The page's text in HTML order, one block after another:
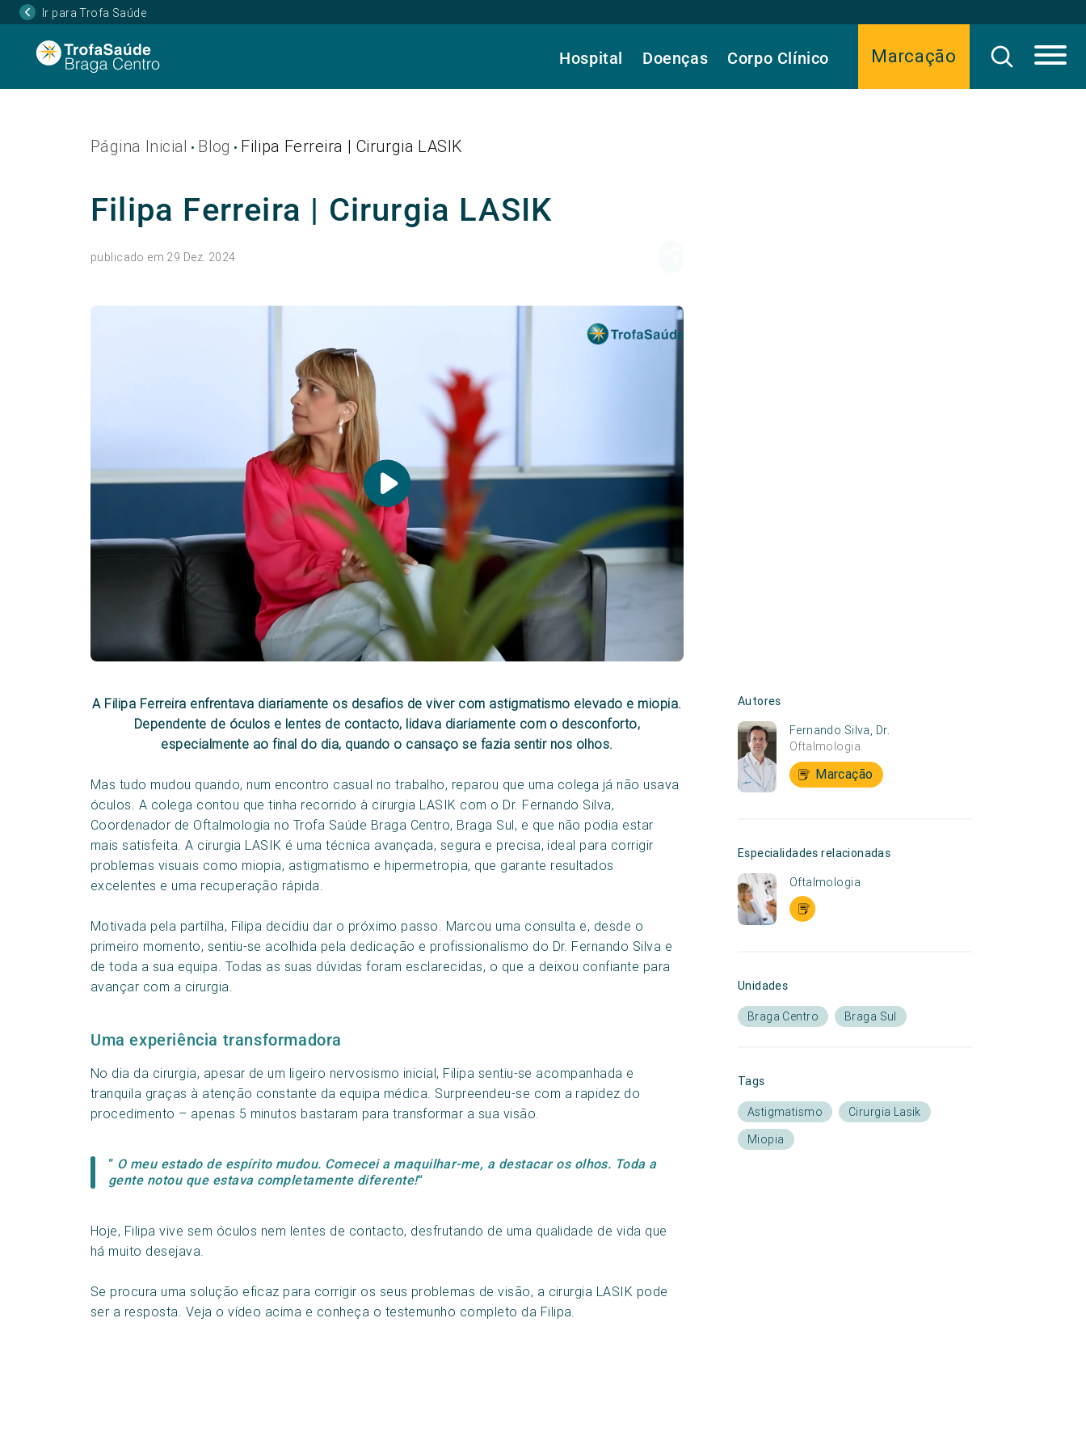
Ir para Trofa Saúde
Marcação
Hospital Doenças Corpo Clínico
Página Inicial • Blog • Filipa Ferreira | Cirurgia LASIK
Filipa Ferreira | Cirurgia LASIK
publicado em 29 Dez. 2024
A Filipa Ferreira enfrentava diariamente os desafios de viver com astigmatismo elevado e miopia.
Dependente de óculos e lentes de contacto, lidava diariamente com o desconforto,
especialmente ao final do dia, quando o cansaço se fazia sentir nos olhos.
Mas tudo mudou quando, num encontro casual no trabalho, reparou que uma colega já não usava
óculos. A colega contou que tinha recorrido à cirurgia LASIK com o Dr. Fernando Silva,
Coordenador de Oftalmologia no Trofa Saúde Braga Centro, Braga Sul, e que não podia estar
mais satisfeita. A cirurgia LASIK é uma técnica avançada, segura e precisa, ideal para corrigir
problemas visuais como miopia, astigmatismo e hipermetropia, que garante resultados
excelentes e uma recuperação rápida.
Motivada pela partilha, Filipa decidiu dar o próximo passo. Marcou uma consulta e, desde o
primeiro momento, sentiu-se acolhida pela dedicação e profissionalismo do Dr. Fernando Silva e
de toda a sua equipa. Todas as suas dúvidas foram esclarecidas, o que a deixou confiante para
avançar com a cirurgia.
Uma experiência transformadora
No dia da cirurgia, apesar de um ligeiro nervosismo inicial, Filipa sentiu-se acompanhada e
tranquila graças à atenção constante da equipa médica. Surpreendeu-se com a rapidez do
procedimento – apenas 5 minutos bastaram para transformar a sua visão.
” O meu estado de espírito mudou. Comecei a maquilhar-me, a destacar os olhos. Toda a
gente notou que estava completamente diferente!“
Hoje, Filipa vive sem óculos nem lentes de contacto, desfrutando de uma qualidade de vida que
há muito desejava.
Se procura uma solução eficaz para corrigir os seus problemas de visão, a cirurgia LASIK pode
ser a resposta. Veja o vídeo acima e conheça o testemunho completo da Filipa.
Autores
Fernando Silva, Dr.
Oftalmologia
Marcação
Especialidades relacionadas
Oftalmologia
Unidades
Braga Centro Braga Sul
Tags
Astigmatismo
Cirurgia Lasik
Miopia